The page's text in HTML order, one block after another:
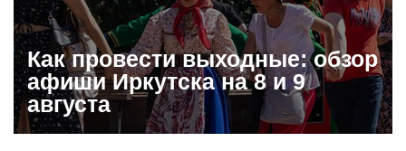
Как провести выходные: обзор
афиши Иркутска на 8 и 9
августа